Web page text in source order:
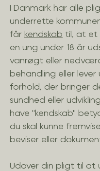
I Danmark har alle
underrette
får kendskab til, at et
en ung under 18 år
vanrøgt eller
behandling eller lever
forhold, der bringer
sundhed eller
have "kendskab"
du skal kunne
beviser eller
Udover din pligt til at